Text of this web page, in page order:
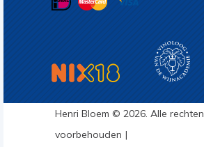
Henri Bloem © 2026. Alle rechten
voorbehouden